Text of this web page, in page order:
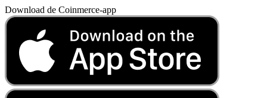
Download de Coinmerce-app